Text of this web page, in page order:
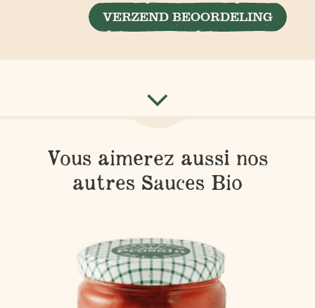
VERZEND BEOORDELING
Vous aimerez aussi nos
autres Sauces Bio